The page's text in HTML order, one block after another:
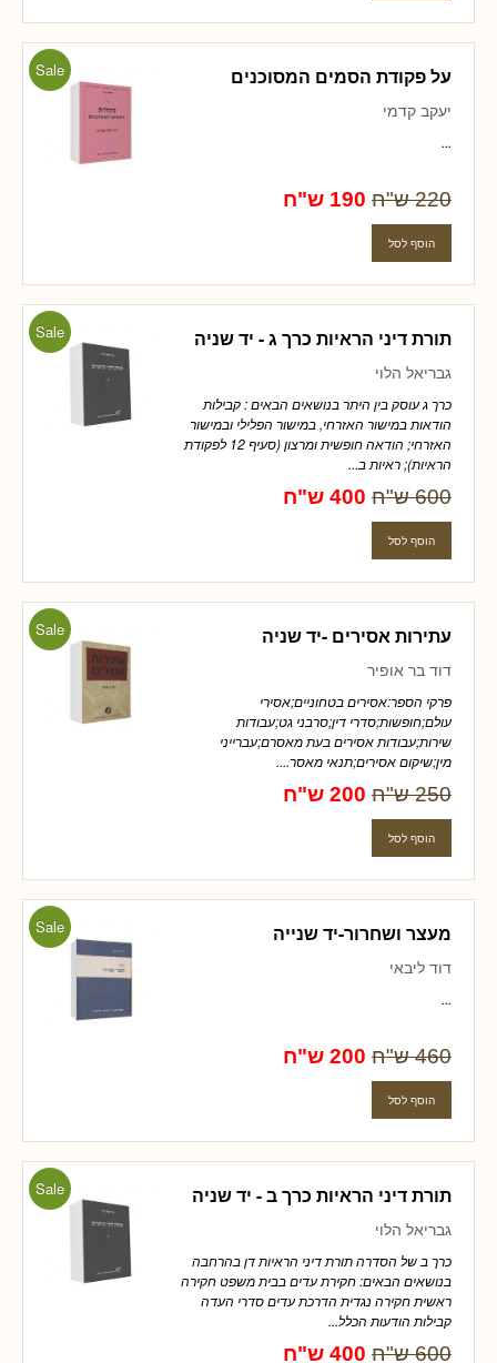
Sale על פקודת הסמים המסוכנים
יעקב קדמי
...
220 ש"ח 190 ש"ח
Sale תורת דיני הראיות כרך ג - יד שניה
גבריאל הלוי
כרך ג עוסק בין היתר בנושאים הבאים : קבילות
הודאות במישור האזרחי, במישור הפלילי ובמישור
האזרחי; הודאה חופשית ומרצון (סעיף 12 לפקודת
הראיות); ראיות ב...
600 ש"ח 400 ש"ח
Sale עתירות אסירים -יד שניה
דוד בר אופיר
פרקי הספר:אסירים בטחוניים;אסירי
עולם;חופשות;סדרי דין;סרבני גט;עבודות
שירות;עבודות אסירים בעת מאסרם;עברייני
מין;שיקום אסירים;תנאי מאסר....
250 ש"ח 200 ש"ח
Sale מעצר ושחרור-יד שנייה
דוד ליבאי
...
460 ש"ח 200 ש"ח
Sale תורת דיני הראיות כרך ב - יד שניה
גבריאל הלוי
כרך ב של הסדרה תורת דיני הראיות דן בהרחבה
בנושאים הבאים: חקירת עדים בבית משפט חקירה
ראשית חקירה נגדית הדרכת עדים סדרי העדה
קבילות הודעות הכלל...
600 ש"ח 400 ש"ח